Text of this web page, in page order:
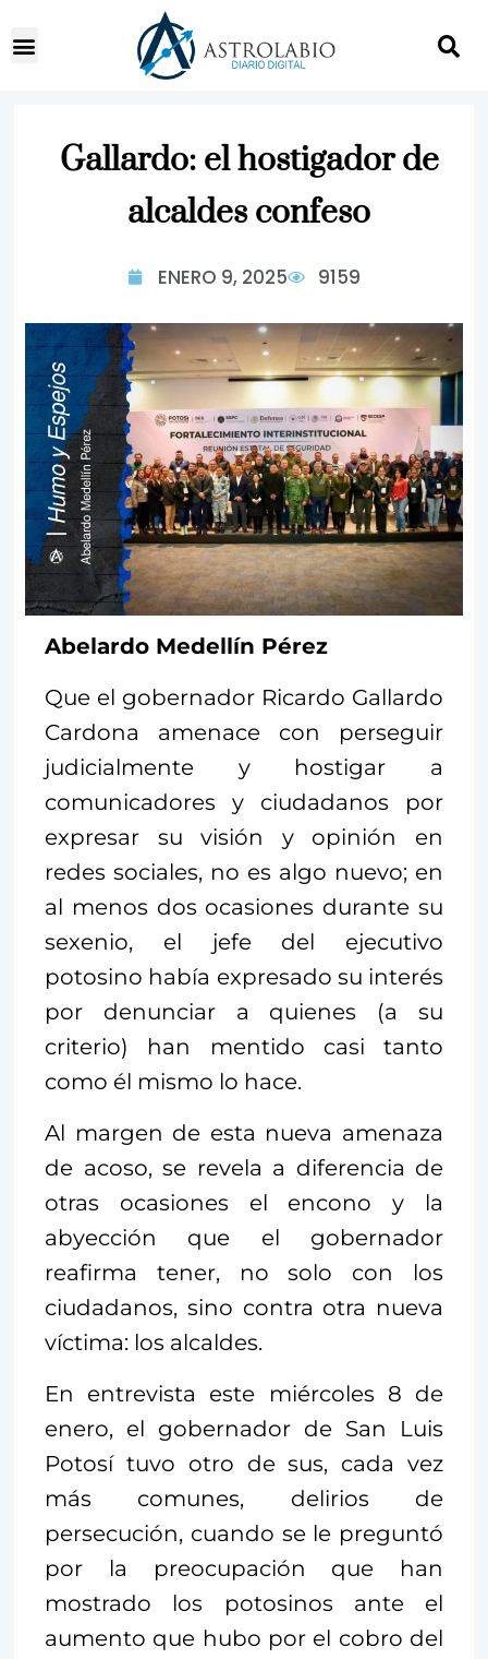
Gallardo: el hostigador de
alcaldes confeso
ENERO 9, 2025 9159
Abelardo Medellín Pérez
Que el gobernador Ricardo Gallardo
Cardona amenace con perseguir
judicialmente y hostigar a
comunicadores y ciudadanos por
expresar su visión y opinión en
redes sociales, no es algo nuevo; en
al menos dos ocasiones durante su
sexenio, el jefe del ejecutivo
potosino había expresado su interés
por denunciar a quienes (a su
criterio) han mentido casi tanto
como él mismo lo hace.
Al margen de esta nueva amenaza
de acoso, se revela a diferencia de
otras ocasiones el encono y la
abyección que el gobernador
reafirma tener, no solo con los
ciudadanos, sino contra otra nueva
víctima: los alcaldes.
En entrevista este miércoles 8 de
enero, el gobernador de San Luis
Potosí tuvo otro de sus, cada vez
más comunes, delirios de
persecución, cuando se le preguntó
por la preocupación que han
mostrado los potosinos ante el
aumento que hubo por el cobro del